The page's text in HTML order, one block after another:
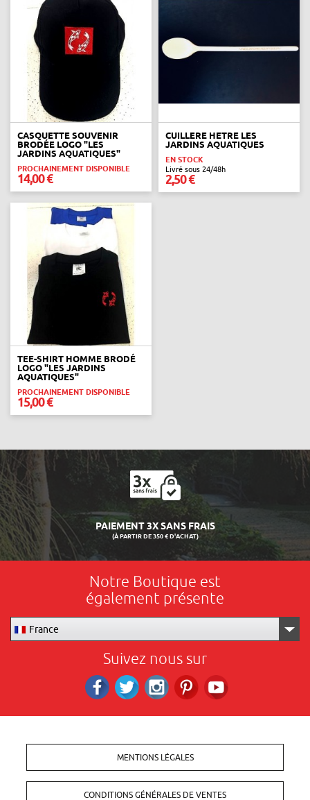
CASQUETTE SOUVENIR
BRODÉE LOGO "LES
JARDINS AQUATIQUES"
PROCHAINEMENT DISPONIBLE
14,00 €
CUILLERE HETRE LES
JARDINS AQUATIQUES
EN STOCK
Livré sous 24/48h
2,50 €
TEE-SHIRT HOMME BRODÉ
LOGO "LES JARDINS
AQUATIQUES"
PROCHAINEMENT DISPONIBLE
15,00 €
LIVRAISON 24/48H
Notre Boutique est
également présente
France
Suivez nous sur
MENTIONS LÉGALES
CONDITIONS GÉNÉRALES DE VENTES